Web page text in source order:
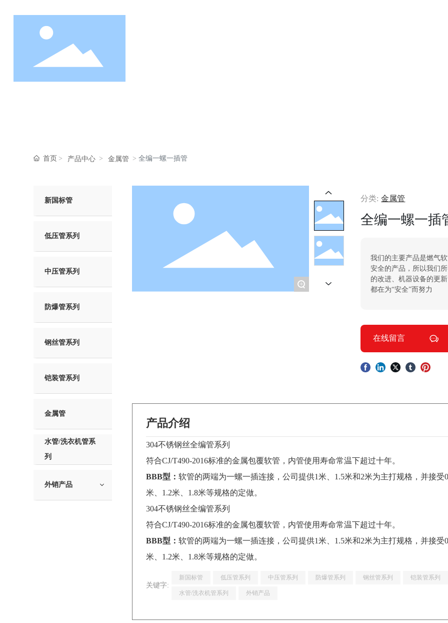
首页 产品中心 金属管 全编一螺一插管
新国标管
低压管系列
中压管系列
防爆管系列
钢丝管系列
铠装管系列
金属管
水管/洗衣机管系
列
外销产品
+
分类: 金属管
全编一螺一插
我们的主要产品是燃气
安全的产品，所以我们
的改进、机器设备的更
都在为“安全”而努力
在线留言
产品介绍
304不锈钢丝全编管系列
符合CJ/T490-2016标准的金属包覆软管，内管使用寿命常温下超过十年。
BBB型：软管的两端为一螺一插连接，公司提供1米、1.5米和2米为主打规格，并接受
米、1.2米、1.8米等规格的定做。
304不锈钢丝全编管系列
符合CJ/T490-2016标准的金属包覆软管，内管使用寿命常温下超过十年。
BBB型：软管的两端为一螺一插连接，公司提供1米、1.5米和2米为主打规格，并接受
米、1.2米、1.8米等规格的定做。
关键字:
新国标管 低压管系列 中压管系列 防爆管系列 钢丝管系列 铠装管系列
水管/洗衣机管系列 外销产品